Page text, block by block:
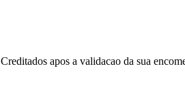
Creditados apos a validacao da sua